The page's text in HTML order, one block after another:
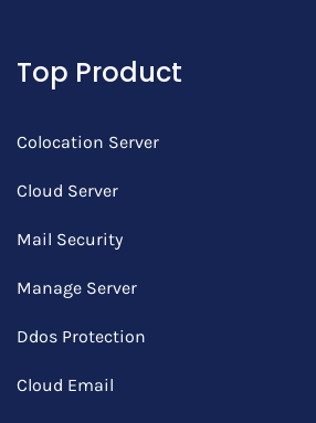
Top Product
Colocation Server
Cloud Server
Mail Security
Manage Server
Ddos Protection
Cloud Email